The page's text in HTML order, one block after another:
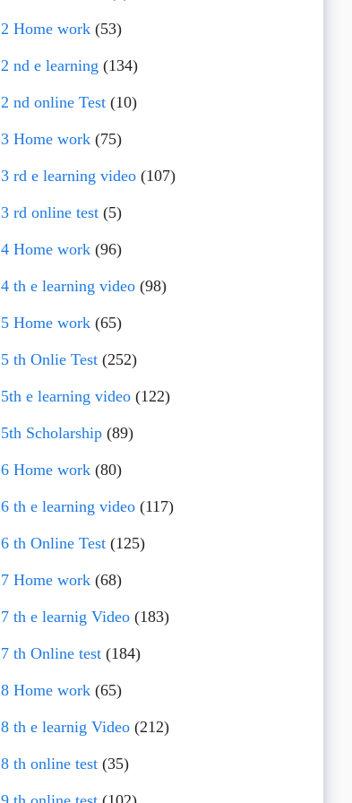
2 Home work(53)
2 nd e learning (134)
2 nd online Test(10)
3 Home work(75)
3 rd e learning video(107)
3 rd online test(5)
4 Home work(96)
4 th e learning video(98)
5 Home work(65)
5 th Onlie Test(252)
5th e learning video(122)
5th Scholarship(89)
6 Home work(80)
6 th e learning video(117)
6 th Online Test(125)
7 Home work(68)
7 th e learnig Video(183)
7 th Online test(184)
8 Home work(65)
8 th e learnig Video(212)
8 th online test(35)